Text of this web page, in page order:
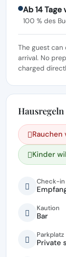
Ab 14
100 % des
The guest
arrival. No
charged
Hausregeln
Kinder
Check-in
Kaution
Bar
Parkplatz
Private